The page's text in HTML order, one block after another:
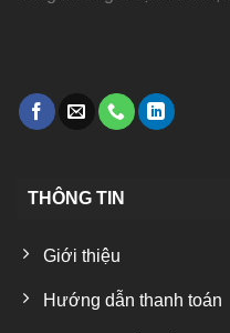
THÔNG TIN
Giới thiệu
Hướng dẫn thanh toán